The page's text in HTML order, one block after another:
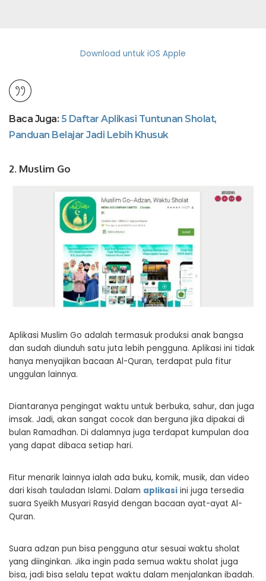
Download untuk iOS Apple
Baca Juga: 5 Daftar Aplikasi Tuntunan Sholat,
Panduan Belajar Jadi Lebih Khusuk
2. Muslim Go
Aplikasi Muslim Go adalah termasuk produksi anak bangsa
dan sudah diunduh satu juta lebih pengguna. Aplikasi ini tidak
hanya menyajikan bacaan Al-Quran, terdapat pula fitur
unggulan lainnya.
Diantaranya pengingat waktu untuk berbuka, sahur, dan juga
imsak. Jadi, akan sangat cocok dan berguna jika dipakai di
bulan Ramadhan. Di dalamnya juga terdapat kumpulan doa
yang dapat dibaca setiap hari.
Fitur menarik lainnya ialah ada buku, komik, musik, dan video
dari kisah tauladan Islami. Dalam aplikasi ini juga tersedia
suara Syeikh Musyari Rasyid dengan bacaan ayat-ayat Al-
Quran.
Suara adzan pun bisa pengguna atur sesuai waktu sholat
yang diinginkan. Jika ingin pada semua waktu sholat juga
bisa, jadi bisa selalu tepat waktu dalam menjalankan ibadah.